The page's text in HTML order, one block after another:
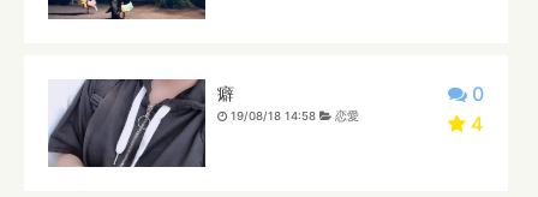
0
4
癖
19/08/18 14:58 恋愛